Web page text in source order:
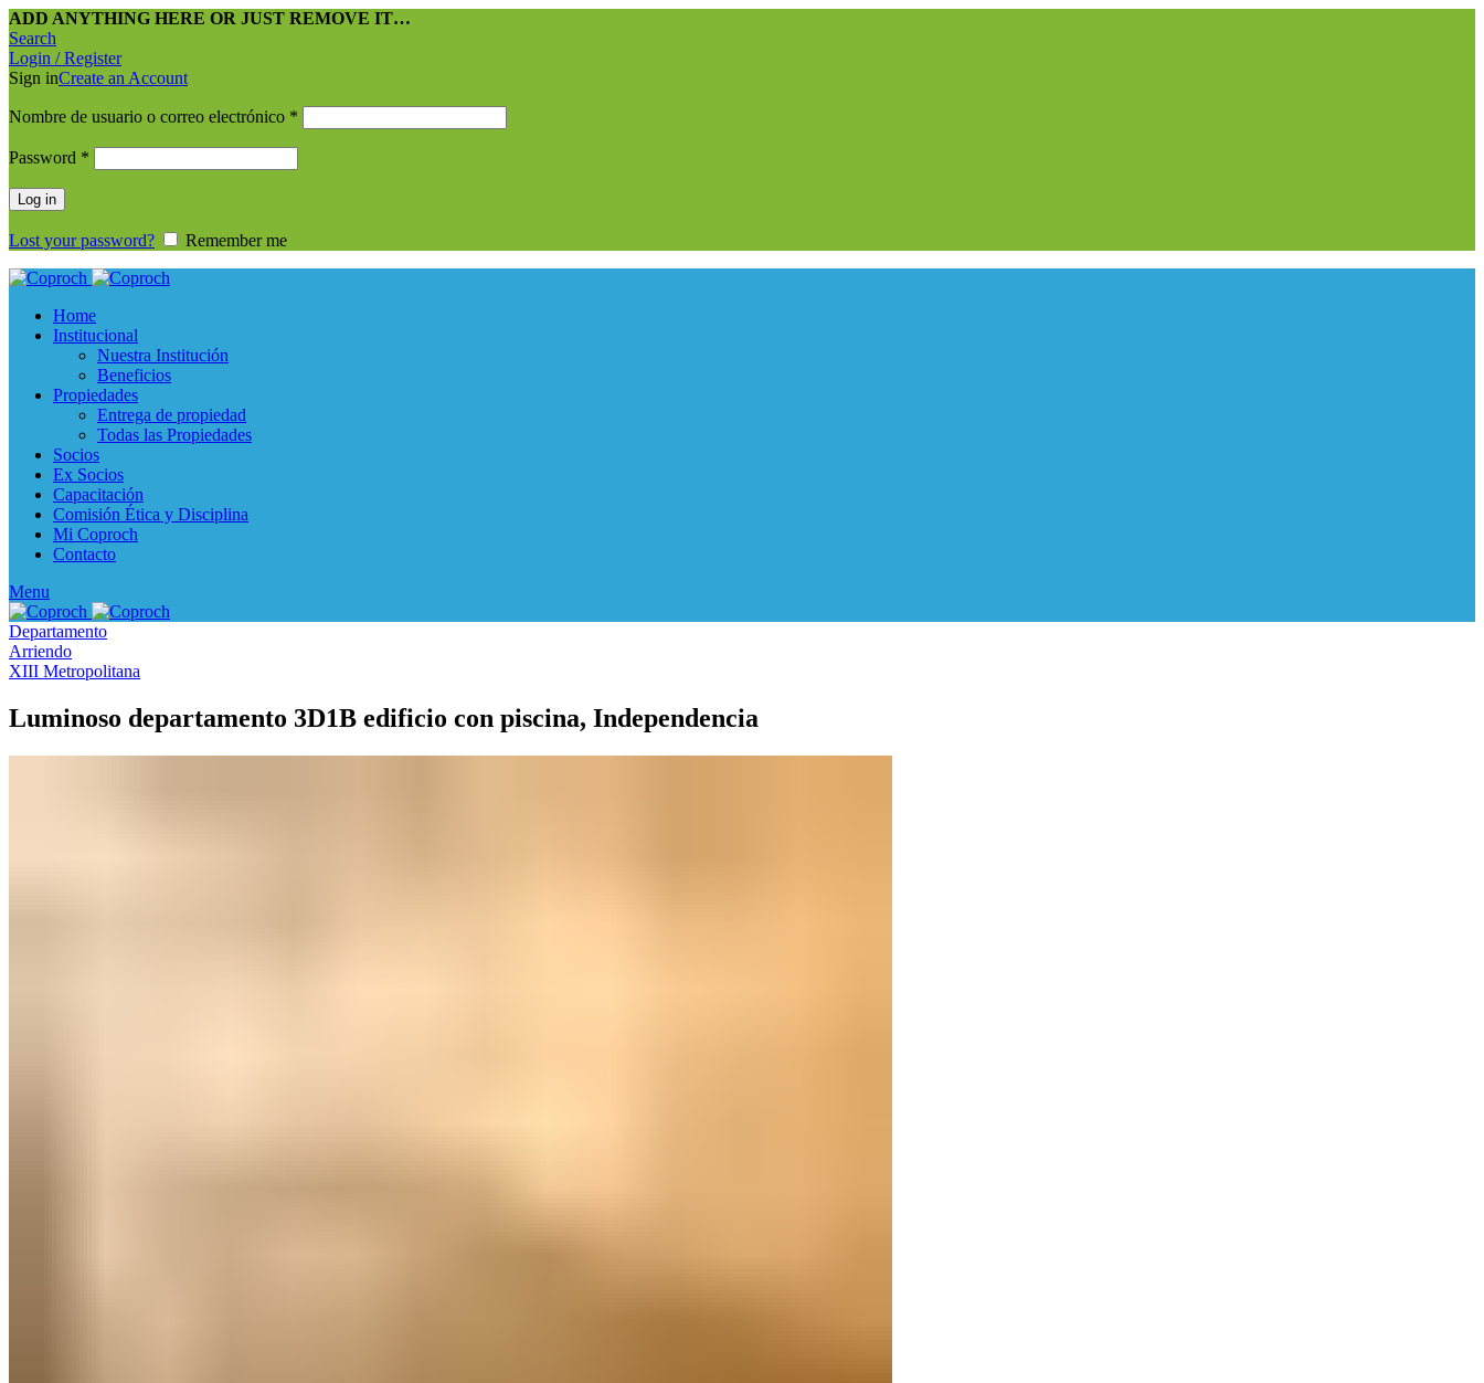
ADD ANYTHING HERE OR JUST REMOVE IT…
Search
Login / Register
Sign inCreate an Account
Nombre de usuario o correo electrónico *
Password *
Log in
Lost your password? Remember me
Home
Institucional
Nuestra Institución
Beneficios
Propiedades
Entrega de propiedad
Todas las Propiedades
Socios
Ex Socios
Capacitación
Comisión Ética y Disciplina
Mi Coproch
Contacto
Menu
Departamento
Arriendo
XIII Metropolitana
Luminoso departamento 3D1B edificio con piscina, Independencia